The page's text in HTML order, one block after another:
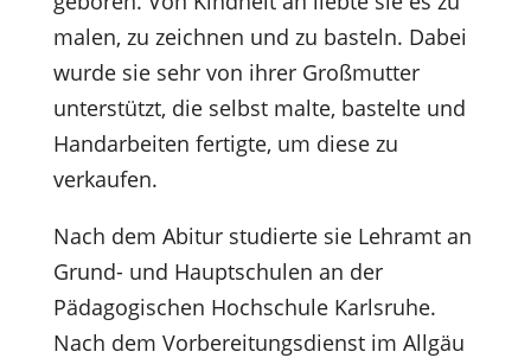
malen, zu zeichnen und zu basteln. Dabei
wurde sie sehr von ihrer Großmutter
unterstützt, die selbst malte, bastelte und
Handarbeiten fertigte, um diese zu
verkaufen.
Nach dem Abitur studierte sie Lehramt an
Grund- und Hauptschulen an der
Pädagogischen Hochschule Karlsruhe.
Nach dem Vorbereitungsdienst im Allgäu